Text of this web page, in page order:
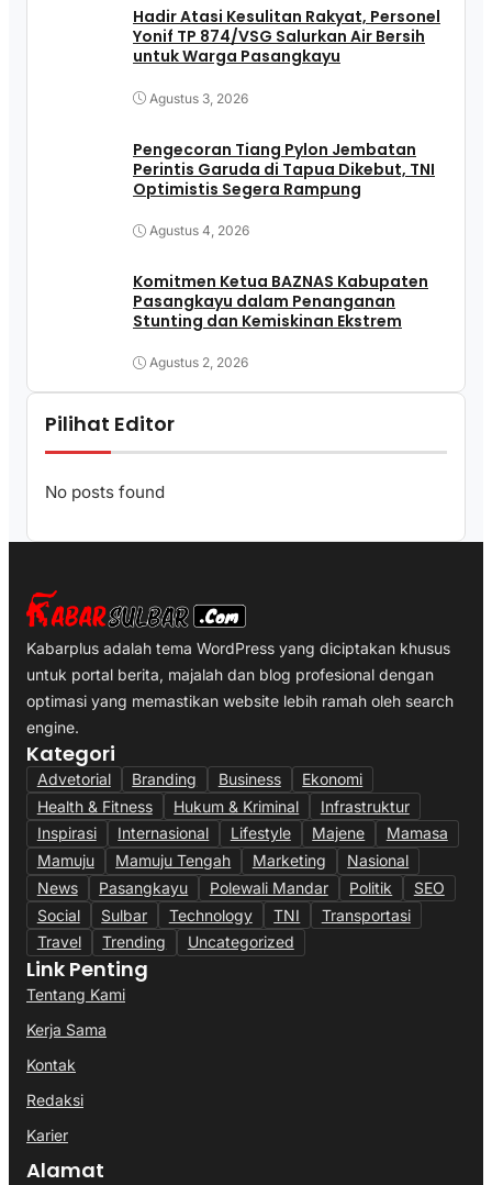
Hadir Atasi Kesulitan Rakyat, Personel
Yonif TP 874/VSG Salurkan Air Bersih
untuk Warga Pasangkayu
Agustus 3, 2026
Pengecoran Tiang Pylon Jembatan
Perintis Garuda di Tapua Dikebut, TNI
Optimistis Segera Rampung
Agustus 4, 2026
Komitmen Ketua BAZNAS Kabupaten
Pasangkayu dalam Penanganan
Stunting dan Kemiskinan Ekstrem
Agustus 2, 2026
Pilihat Editor
No posts found
Kabarplus adalah tema WordPress yang diciptakan khusus
untuk portal berita, majalah dan blog profesional dengan
optimasi yang memastikan website lebih ramah oleh search
engine.
Kategori
Advetorial Branding Business
Ekonomi
Health & Fitness
Hukum & Kriminal
Infrastruktur
Inspirasi
Internasional Lifestyle Majene
Mamasa
Mamuju
Mamuju Tengah Marketing
Nasional
News
Pasangkayu Polewali Mandar Politik
SEO
Social
Sulbar Technology TNI
Transportasi
Travel
Trending Uncategorized
Link Penting
Tentang Kami
Kerja Sama
Kontak
Redaksi
Karier
Alamat